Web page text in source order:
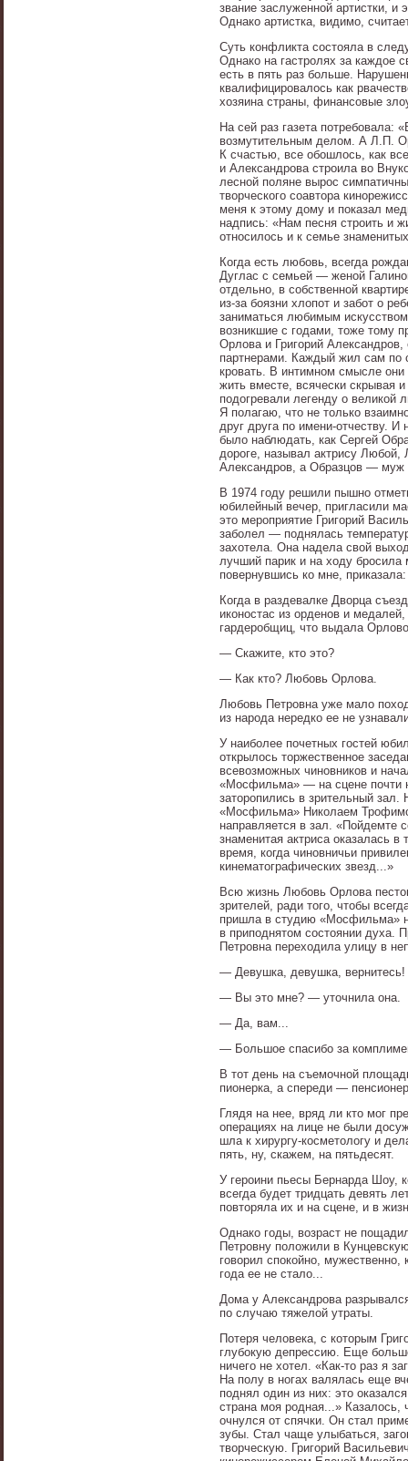
звание заслуженной артистки,
Однако артистка, видимо,
Суть конфликта состояла в
Однако на гастролях за каждое
есть в пять раз больше.
квалифицировалось как
хозяина страны, финансовые
На сей раз газета потребовала:
возмутительным делом. А Л.П.
К счастью, все обошлось, как
и Александрова строила во
лесной поляне вырос
творческого соавтора
меня к этому дому и показал
надпись: «Нам песня строить и
относилось и к семье
Когда есть любовь, всегда
Дуглас с семьей — женой
отдельно, в собственной
из-за боязни хлопот и забот о
заниматься любимым
возникшие с годами, тоже тому
Орлова и Григорий
партнерами. Каждый жил сам по
кровать. В интимном смысле
жить вместе, всячески скрывая
подогревали легенду о великой
Я полагаю, что не только
друг друга по имени-отчеству.
было наблюдать, как Сергей
дороге, называл актрису Любой,
Александров, а Образцов — муж
В 1974 году решили пышно
юбилейный вечер, пригласили
это мероприятие Григорий
заболел — поднялась
захотела. Она надела свой
лучший парик и на ходу
повернувшись ко мне,
Когда в раздевалке Дворца
иконостас из орденов и
гардеробщиц, что выдала
— Скажите, кто это?
— Как кто? Любовь Орлова.
Любовь Петровна уже мало
из народа нередко ее не
У наиболее почетных гостей
открылось торжественное
всевозможных чиновников и
«Мосфильма» — на сцене почти
заторопились в зрительный
«Мосфильма» Николаем
направляется в зал. «Пойдемте
знаменитая актриса оказалась
время, когда чиновничьи
кинематографических звезд...»
Всю жизнь Любовь Орлова
зрителей, ради того, чтобы
пришла в студию «Мосфильма»
в приподнятом состоянии духа.
Петровна переходила улицу в
— Девушка, девушка, вернитесь!
— Вы это мне? — уточнила она.
— Да, вам...
— Большое спасибо за
В тот день на съемочной
пионерка, а спереди —
Глядя на нее, вряд ли кто мог
операциях на лице не были
шла к хирургу-косметологу и
пять, ну, скажем, на пятьдесят.
У героини пьесы Бернарда Шоу,
всегда будет тридцать девять
повторяла их и на сцене, и в
Однако годы, возраст не
Петровну положили в
говорил спокойно,
года ее не стало...
Дома у Александрова
по случаю тяжелой утраты.
Потеря человека, с которым
глубокую депрессию. Еще
ничего не хотел. «Как-то раз я
На полу в ногах валялась еще
поднял один из них: это
страна моя родная...» Казалось,
очнулся от спячки. Он стал
зубы. Стал чаще улыбаться,
творческую. Григорий